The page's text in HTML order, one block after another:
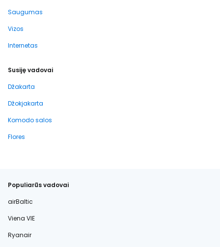
Saugumas
Vizos
Internetas
Susiję vadovai
Džakarta
Džokjakarta
Komodo salos
Flores
Populiarūs vadovai
airBaltic
Viena VIE
Ryanair